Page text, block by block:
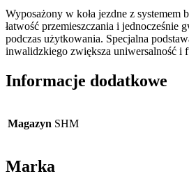
Wyposażony w koła jezdne z systemem
łatwość przemieszczania i jednocześnie
podczas użytkowania. Specjalna
inwalidzkiego zwiększa uniwersalność i
Informacje dodatkowe
Magazyn SHM
Marka